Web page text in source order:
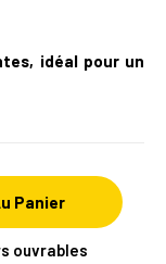
idéal pour un
Panier
ouvrables